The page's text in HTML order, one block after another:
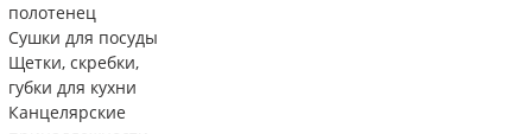
полотенец
Сушки для посуды
Щетки, скребки,
губки для кухни
Канцелярские